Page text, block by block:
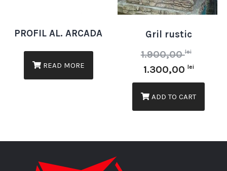
PROFIL AL. ARCADA
READ MORE
Gril rustic
1.900,00lei
1.300,00 lei
ADD TO CART